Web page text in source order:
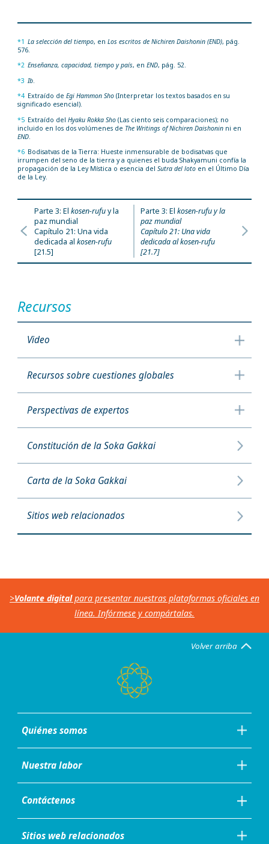
*1 La selección del tiempo, en Los escritos de Nichiren Daishonin (END), pág.
576.
*2 Enseñanza, capacidad, tiempo y país, en END, pág. 52.
*3 Ib.
*4 Extraído de Egi Hammon Sho(Interpretar los textos basados en su
significado esencial).
*5 Extraído del Hyaku Rokka Sho(Las ciento seis comparaciones); no
incluido en los dos volúmenes de The Writings of Nichiren Daishoninni en
END.
*6 Bodisatvas de la Tierra: Hueste inmensurable de bodisatvas que
irrumpen del seno de la tierra y a quienes el buda Shakyamuni confía la
propagación de la Ley Mística o esencia del Sutra del lotoen el Último Día
de la Ley.
Parte 3: Elkosen-rufuy la
paz mundial
Capítulo 21: Una vida
dedicada alkosen-rufu
[21.5]
Parte 3: El kosen-rufuy la
paz mundial
Capítulo 21: Una vida
dedicada alkosen-rufu
[21.7]
Recursos
Video
Recursos sobre cuestiones globales
Perspectivas de expertos
Constitución de la Soka Gakkai
Carta de la Soka Gakkai
Sitios web relacionados
>Volante digitalpara presentar nuestras plataformas oficiales en
línea. Infórmese y compártalas.
Volver arriba
Quiénes somos
Nuestra labor
Contáctenos
Sitios web relacionados